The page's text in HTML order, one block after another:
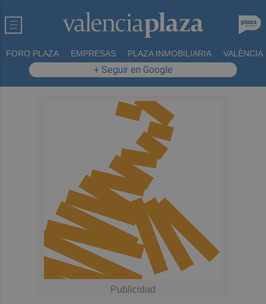
FORO PLAZA EMPRESAS PLAZA INMOBILIARIA VALÈNCIA
+ Seguir en Google